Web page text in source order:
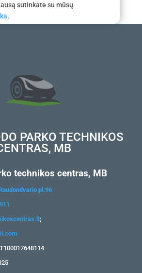
sutinkate su mūsų
.
PARKO TECHNIKOS
MB
technikos centras, MB
pl.96
;